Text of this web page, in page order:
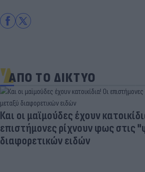
ΑΠΟ ΤΟ ΔΙΚΤΥΟ
Και οι μαϊμούδες έχουν
επιστήμονες ρίχνουν φως στις
διαφορετικών ειδών